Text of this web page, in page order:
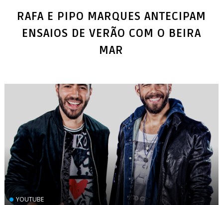
​RAFA E PIPO MARQUES ANTECIPAM
ENSAIOS DE VERÃO COM O BEIRA
MAR
YOUTUBE